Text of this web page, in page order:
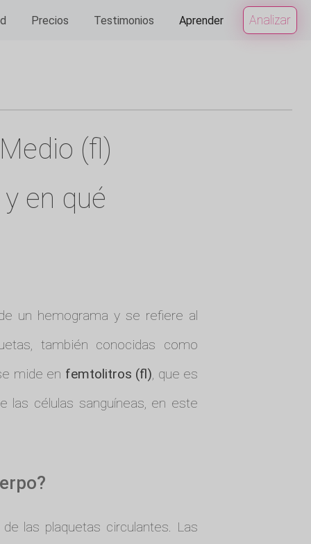
Precios Testimonios Aprender Analizar
(fl)
en qué
un hemograma y se refiere al
también conocidas como
mide en femtolitros (fl), que es
las células sanguíneas, en este
las plaquetas circulantes. Las